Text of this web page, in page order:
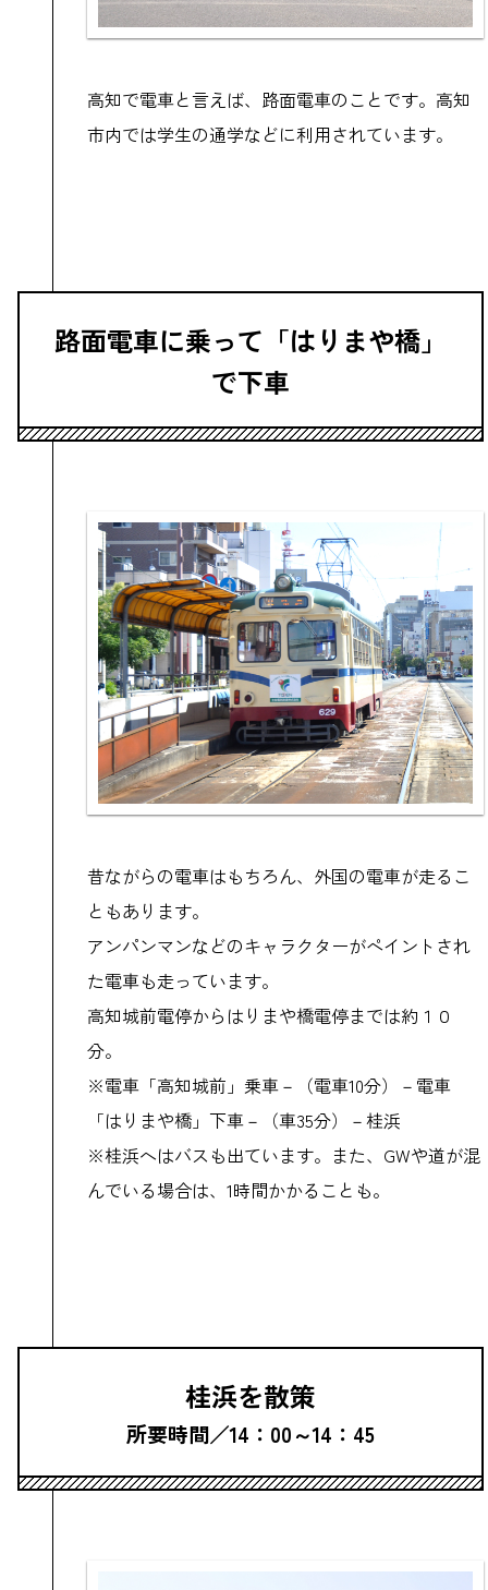
高知で電車と言えば、路面電車のことです。高知
市内では学生の通学などに利用されています。
路面電車に乗って「はりまや橋」
で下車
昔ながらの電車はもちろん、外国の電車が走るこ
ともあります。
アンパンマンなどのキャラクターがペイントされ
た電車も走っています。
高知城前電停からはりまや橋電停までは約１０
分。
※電車「高知城前」乗車－（電車10分）－電車
「はりまや橋」下車－（車35分）－桂浜
※桂浜へはバスも出ています。また、GWや道が混
んでいる場合は、1時間かかることも。
桂浜を散策
所要時間／14：00～14：45